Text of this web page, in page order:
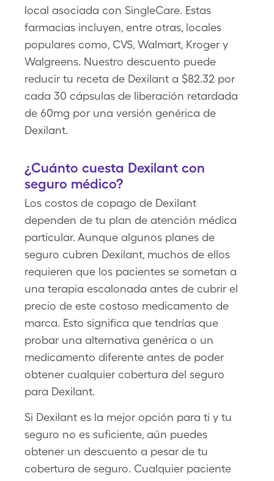
local asociada con SingleCare. Estas
farmacias incluyen, entre otras, locales
populares como, CVS, Walmart, Kroger y
Walgreens. Nuestro descuento puede
reducir tu receta de Dexilant a $82.32 por
cada 30 cápsulas de liberación retardada
de 60mg por una versión genérica de
Dexilant.
¿Cuánto cuesta Dexilant con
seguro médico?
Los costos de copago de Dexilant
dependen de tu plan de atención médica
particular. Aunque algunos planes de
seguro cubren Dexilant, muchos de ellos
requieren que los pacientes se sometan a
una terapia escalonada antes de cubrir el
precio de este costoso medicamento de
marca. Esto significa que tendrías que
probar una alternativa genérica o un
medicamento diferente antes de poder
obtener cualquier cobertura del seguro
para Dexilant.
Si Dexilant es la mejor opción para ti y tu
seguro no es suficiente, aún puedes
obtener un descuento a pesar de tu
cobertura de seguro. Cualquier paciente